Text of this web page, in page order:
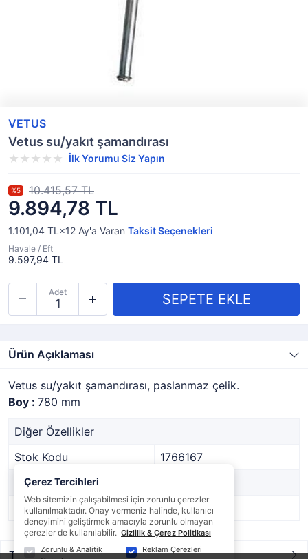
VETUS
Vetus su/yakıt şamandırası
İlk Yorumu Siz Yapın
9.894,78 TL
%5 10.415,57 TL
1.101,04 TL×12 Ay'a Varan Taksit Seçenekleri
Havale / Eft
9.597,94 TL
Adet
Ürün Açıklaması
Vetus su/yakıt şamandırası, paslanmaz çelik.
Boy : 780 mm
Diğer Özellikler
Stok Kodu
1766167
Marka
Stok Durumu
Var
Taksit / Ödeme Seçenekleri
Çerez Tercihleri
Web sitemizin çalışabilmesi için zorunlu çerezler
kullanılmaktadır. Onay vermeniz halinde, kullanıcı
deneyimini geliştirmek amacıyla zorunlu olmayan
çerezler de kullanılabilir. Gizlilik & Çerez Politikası
Zorunlu & Analitik
Reklam Çerezleri